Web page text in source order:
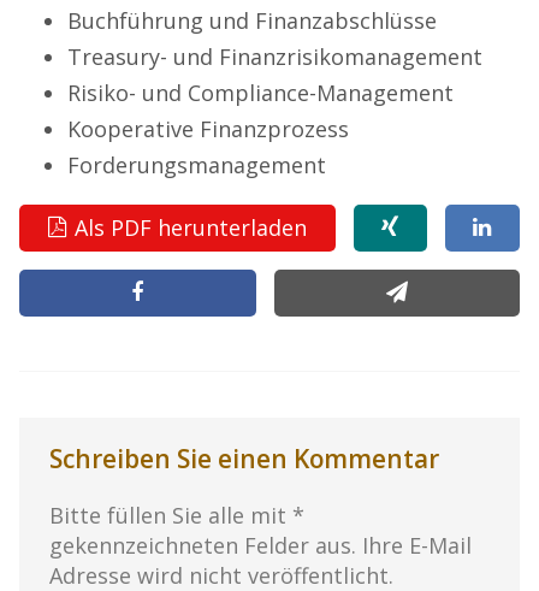
Buchführung und Finanzabschlüsse
Treasury- und Finanzrisikomanagement
Risiko- und Compliance-Management
Kooperative Finanzprozess
Forderungsmanagement
Als PDF herunterladen
Schreiben Sie einen Kommentar
Bitte füllen Sie alle mit *
gekennzeichneten Felder aus. Ihre E-Mail
Adresse wird nicht veröffentlicht.